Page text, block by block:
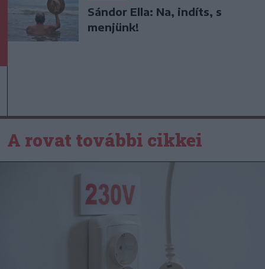
Sándor Ella: Na, indíts, s
menjünk!
A rovat további cikkei